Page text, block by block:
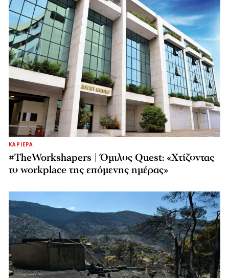
ΚΑΡΙΕΡΑ
#TheWorkshapers | Όμιλος Quest: «Χτίζοντας
το workplace της επόμενης ημέρας»